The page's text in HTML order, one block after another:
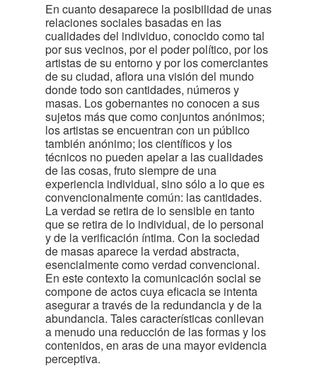
En cuanto desaparece la posibilidad de unas
relaciones sociales basadas en las
cualidades del individuo, conocido como tal
por sus vecinos, por el poder político, por los
artistas de su entorno y por los comerciantes
de su ciudad, aflora una visión del mundo
donde todo son cantidades, números y
masas. Los gobernantes no conocen a sus
sujetos más que como conjuntos anónimos;
los artistas se encuentran con un público
también anónimo; los científicos y los
técnicos no pueden apelar a las cualidades
de las cosas, fruto siempre de una
experiencia individual, sino sólo a lo que es
convencionalmente común: las cantidades.
La verdad se retira de lo sensible en tanto
que se retira de lo individual, de lo personal
y de la verificación íntima. Con la sociedad
de masas aparece la verdad abstracta,
esencialmente como verdad convencional.
En este contexto la comunicación social se
compone de actos cuya eficacia se intenta
asegurar a través de la redundancia y de la
abundancia. Tales características conllevan
a menudo una reducción de las formas y los
contenidos, en aras de una mayor evidencia
perceptiva.